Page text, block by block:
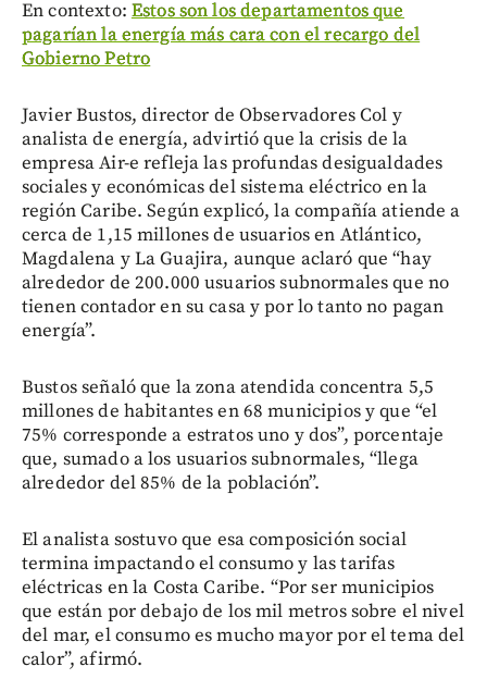
En contexto: Estos son los departamentos que
pagarían la energía más cara con el recargo del
Gobierno Petro
Javier Bustos, director de Observadores Col y
analista de energía, advirtió que la crisis de la
empresa Air-e refleja las profundas desigualdades
sociales y económicas del sistema eléctrico en la
región Caribe. Según explicó, la compañía atiende a
cerca de 1,15 millones de usuarios en Atlántico,
Magdalena y La Guajira, aunque aclaró que “hay
alrededor de 200.000 usuarios subnormales que no
tienen contador en su casa y por lo tanto no pagan
energía”.
Bustos señaló que la zona atendida concentra 5,5
millones de habitantes en 68 municipios y que “el
75% corresponde a estratos uno y dos”, porcentaje
que, sumado a los usuarios subnormales, “llega
alrededor del 85% de la población”.
El analista sostuvo que esa composición social
termina impactando el consumo y las tarifas
eléctricas en la Costa Caribe. “Por ser municipios
que están por debajo de los mil metros sobre el nivel
del mar, el consumo es mucho mayor por el tema del
calor”, afirmó.